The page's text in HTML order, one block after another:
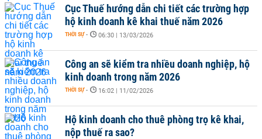
Cục Thuế hướng dẫn chi tiết các trường hợp
hộ kinh doanh kê khai thuế năm 2026
THỜI SỰ - 06:30 | 13/03/2026
Công an sẽ kiểm tra nhiều doanh nghiệp, hộ
kinh doanh trong năm 2026
THỜI SỰ - 16:02 | 11/02/2026
Hộ kinh doanh cho thuê phòng trọ kê khai,
nộp thuế ra sao?